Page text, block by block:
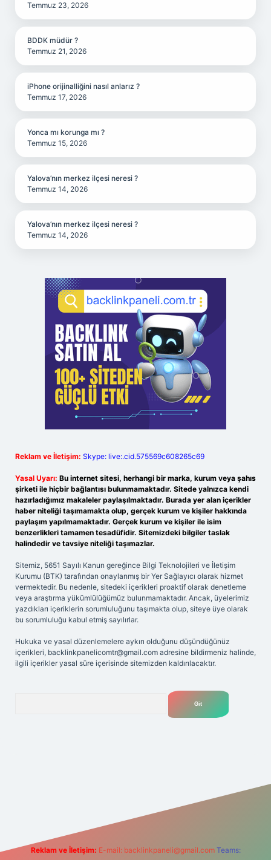
Temmuz 23, 2026
BDDK müdür ?
Temmuz 21, 2026
iPhone orijinalliğini nasıl anlarız ?
Temmuz 17, 2026
Yonca mı korunga mı ?
Temmuz 15, 2026
Yalova’nın merkez ilçesi neresi ?
Temmuz 14, 2026
Yalova’nın merkez ilçesi neresi ?
Temmuz 14, 2026
Reklam ve İletişim: Skype: live:.cid.575569c608265c69
Yasal Uyarı: Bu internet sitesi, herhangi bir marka, kurum veya şahıs
şirketi ile hiçbir bağlantısı bulunmamaktadır. Sitede yalnızca kendi
hazırladığımız makaleler paylaşılmaktadır. Burada yer alan içerikler
haber niteliği taşımamakta olup, gerçek kurum ve kişiler hakkında
paylaşım yapılmamaktadır. Gerçek kurum ve kişiler ile isim
benzerlikleri tamamen tesadüfidir. Sitemizdeki bilgiler taslak
halindedir ve tavsiye niteliği taşımazlar.
Sitemiz, 5651 Sayılı Kanun gereğince Bilgi Teknolojileri ve İletişim
Kurumu (BTK) tarafından onaylanmış bir Yer Sağlayıcı olarak hizmet
vermektedir. Bu nedenle, sitedeki içerikleri proaktif olarak denetleme
veya araştırma yükümlülüğümüz bulunmamaktadır. Ancak, üyelerimiz
yazdıkları içeriklerin sorumluluğunu taşımakta olup, siteye üye olarak
bu sorumluluğu kabul etmiş sayılırlar.
Hukuka ve yasal düzenlemelere aykırı olduğunu düşündüğünüz
içerikleri, backlinkpanelicomtr@gmail.com adresine bildirmeniz halinde,
ilgili içerikler yasal süre içerisinde sitemizden kaldırılacaktır.
Reklam ve İletişim: E-mail: backlinkpaneli@gmail.com Teams: